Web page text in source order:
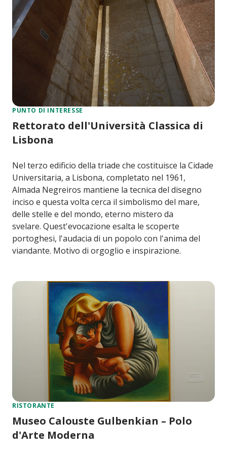
PUNTO DI INTERESSE
Rettorato dell'Università Classica di
Lisbona
Nel terzo edificio della triade che costituisce la Cidade
Universitaria, a Lisbona, completato nel 1961,
Almada Negreiros mantiene la tecnica del disegno
inciso e questa volta cerca il simbolismo del mare,
delle stelle e del mondo, eterno mistero da
svelare. Quest'evocazione esalta le scoperte
portoghesi, l'audacia di un popolo con l'anima del
viandante. Motivo di orgoglio e inspirazione.
RISTORANTE
Museo Calouste Gulbenkian – Polo
d'Arte Moderna